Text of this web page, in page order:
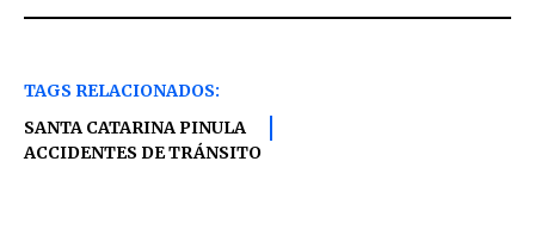
TAGS RELACIONADOS:
SANTA CATARINA PINULA
ACCIDENTES DE TRÁNSITO